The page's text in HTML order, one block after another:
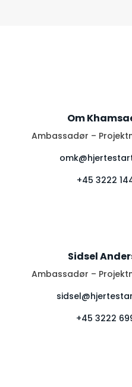
Om
Ambassadør –
+45 3222
Sidsel
Ambassadør –
+45 3222